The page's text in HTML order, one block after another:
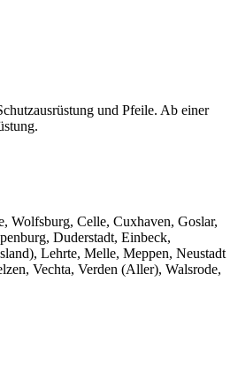
und Pfeile. Ab einer
Wolfsburg, Celle, Cuxhaven, Goslar,
Duderstadt, Einbeck,
Lehrte, Melle, Meppen, Neustadt
Vechta, Verden (Aller), Walsrode,